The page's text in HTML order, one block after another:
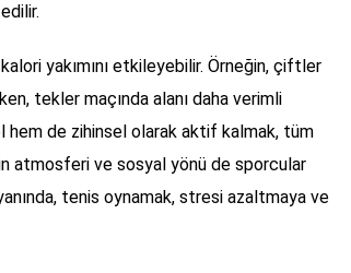
yakımını etkileyebilir. Örneğin, çiftler
tekler maçında alanı daha verimli
hem de zihinsel olarak aktif kalmak, tüm
atmosferi ve sosyal yönü de sporcular
tenis oynamak, stresi azaltmaya ve